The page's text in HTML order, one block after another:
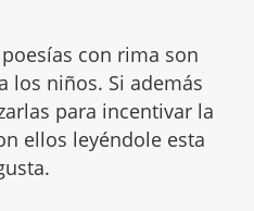
poesías con rima son
los niños. Si además
para incentivar la
ellos leyéndole esta